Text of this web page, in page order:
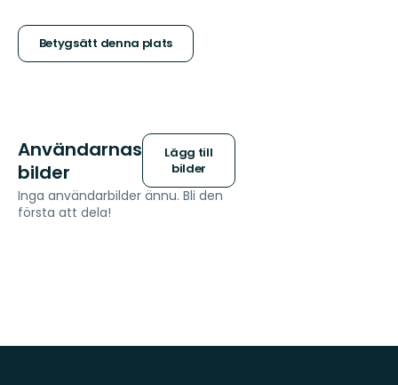
stjärnor
Betygsätt denna plats
Användarnas
bilder
Lägg till
bilder
Inga användarbilder ännu. Bli den
första att dela!